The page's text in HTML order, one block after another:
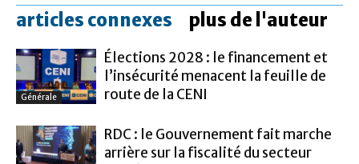
articles connexes plus de l'auteur
Générale
Élections 2028 : le financement et
l’insécurité menacent la feuille de
route de la CENI
RDC : le Gouvernement fait marche
arrière sur la fiscalité du secteur